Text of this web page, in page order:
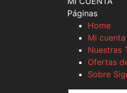
Páginas
Home
Mi cuenta
Nuestras
Ofertas
Sobre